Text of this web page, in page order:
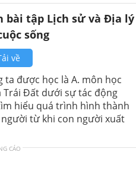
bài tập Lịch sử và Địa lý
sống
về
ta được học là A. môn học
Đất dưới sự tác động
hiểu quá trình hình thành
từ khi con người xuất
CÁO